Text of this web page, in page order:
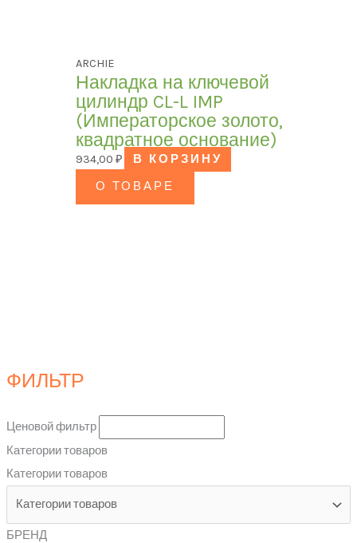
ФИЛЬТР
Ценовой фильтр
Категории товаров
Категории товаров
БРЕНД
ARCHIE
Накладка на ключевой
цилиндр CL-L IMP
(Императорское золото,
квадратное основание)
934,00₽
В КОРЗИНУ
О ТОВАРЕ